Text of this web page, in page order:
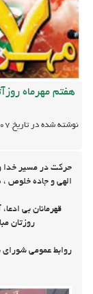
هفتم مهرماه
نوشته شده در تاریخ
حرکت در مسیر خدا و
الهی و جاده خلوص
قهرمانان بی
روزتان
روابط عمومی شورای